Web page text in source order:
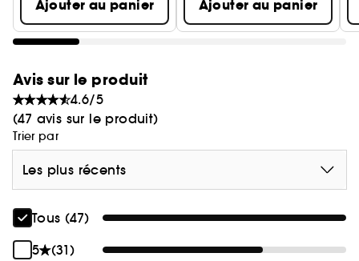
Ajouter au panier Ajouter au panier
Avis sur le produit
4.6/5
(47 avis sur le produit)
Trier par
Les plus récents
Tous (47)
5
(31)